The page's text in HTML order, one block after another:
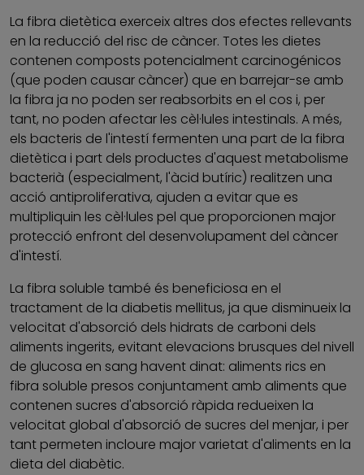
La fibra dietètica exerceix altres dos efectes rellevants
en la reducció del risc de càncer. Totes les dietes
contenen composts potencialment carcinogénicos
(que poden causar càncer) que en barrejar-se amb
la fibra ja no poden ser reabsorbits en el cos i, per
tant, no poden afectar les cèl·lules intestinals. A més,
els bacteris de l'intestí fermenten una part de la fibra
dietètica i part dels productes d'aquest metabolisme
bacterià (especialment, l'àcid butíric) realitzen una
acció antiproliferativa, ajuden a evitar que es
multipliquin les cèl·lules pel que proporcionen major
protecció enfront del desenvolupament del càncer
d'intestí.
La fibra soluble també és beneficiosa en el
tractament de la diabetis mellitus, ja que disminueix la
velocitat d'absorció dels hidrats de carboni dels
aliments ingerits, evitant elevacions brusques del nivell
de glucosa en sang havent dinat: aliments rics en
fibra soluble presos conjuntament amb aliments que
contenen sucres d'absorció ràpida redueixen la
velocitat global d'absorció de sucres del menjar, i per
tant permeten incloure major varietat d'aliments en la
dieta del diabètic.